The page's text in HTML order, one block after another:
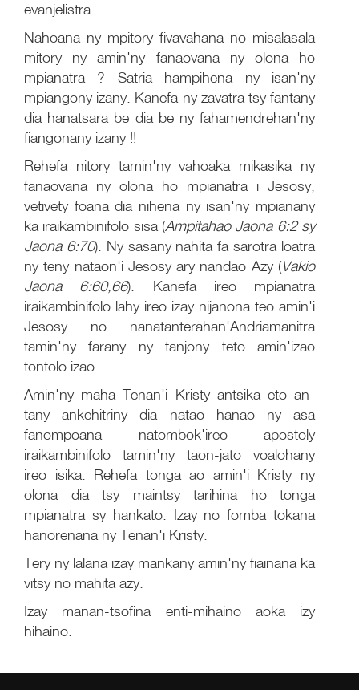
evanjelistra.
Nahoana ny mpitory fivavahana no misalasala
mitory ny amin'ny fanaovana ny olona ho
mpianatra ? Satria hampihena ny isan'ny
mpiangony izany. Kanefa ny zavatra tsy fantany
dia hanatsara be dia be ny fahamendrehan'ny
fiangonany izany !!
Rehefa nitory tamin'ny vahoaka mikasika ny
fanaovana ny olona ho mpianatra i Jesosy,
vetivety foana dia nihena ny isan'ny mpianany
ka iraikambinifolo sisa (Ampitahao Jaona 6:2 sy
Jaona 6:70). Ny sasany nahita fa sarotra loatra
ny teny nataon'i Jesosy ary nandao Azy (Vakio
Jaona 6:60,66). Kanefa ireo mpianatra
iraikambinifolo lahy ireo izay nijanona teo amin'i
Jesosy no nanatanterahan'Andriamanitra
tamin'ny farany ny tanjony teto amin'izao
tontolo izao.
Amin'ny maha Tenan'i Kristy antsika eto an-
tany ankehitriny dia natao hanao ny asa
fanompoana natombok'ireo apostoly
iraikambinifolo tamin'ny taon-jato voalohany
ireo isika. Rehefa tonga ao amin'i Kristy ny
olona dia tsy maintsy tarihina ho tonga
mpianatra sy hankato. Izay no fomba tokana
hanorenana ny Tenan'i Kristy.
Tery ny lalana izay mankany amin'ny fiainana ka
vitsy no mahita azy.
Izay manan-tsofina enti-mihaino aoka izy
hihaino.